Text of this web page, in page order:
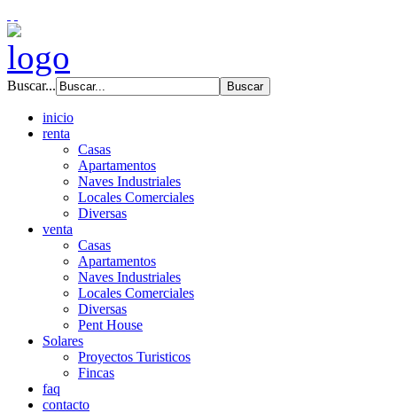
Buscar...
inicio
renta
Casas
Apartamentos
Naves Industriales
Locales Comerciales
Diversas
venta
Casas
Apartamentos
Naves Industriales
Locales Comerciales
Diversas
Pent House
Solares
Proyectos Turisticos
Fincas
faq
contacto